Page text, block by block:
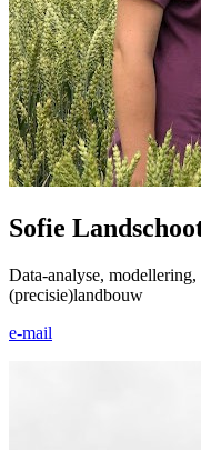
Sofie
Data-analyse,
(precisie)­landbouw
e-mail